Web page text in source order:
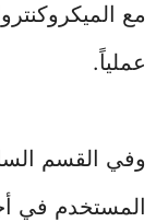
مع
عملياً.
المستخدم في